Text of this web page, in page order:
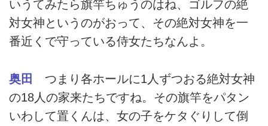
いうてみたら旗竿ちゅうのはね、ゴルフの絶
対女神というのがおって、その絶対女神を一
番近くで守っている侍女たちなんよ。
奥田
つまり各ホールに1人ずつおる絶対女神
の18人の家来たちですね。その旗竿をパタン
いわして置くんは、女の子をケタぐりして倒